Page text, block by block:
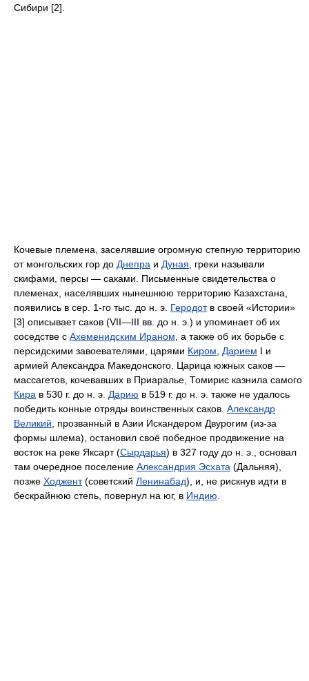
Сибири [2].
Кочевые племена, заселявшие огромную степную территорию
от монгольских гор до Днепра и Дуная , греки называли
скифами, персы — саками. Письменные свидетельства о
племенах, населявших нынешнюю территорию Казахстана,
появились в сер. 1-го тыс. до н. э. Геродотв своей «Истории»
[3] описывает саков (VII—III вв. до н. э.) и упоминает об их
соседстве с Ахеменидским Ираном , а также об их борьбе с
персидскими завоевателями, царями Киром Дарием I и
армией Александра Македонского. Царица южных саков —
массагетов, кочевавших в Приаралье, Томирис казнила самого
Кира в 530 г. до н. э. Дарию в 519 г. до н. э. также не удалось
победить конные отряды воинственных саков. Александр
Великий , прозванный в Азии Искандером Двурогим (из-за
формы шлема), остановил своё победное продвижение на
восток на реке Яксарт (Сырдарья) в 327 году до н. э., основал
там очередное поселение Александрия Эсхата (Дальняя),
позже Ходжент(советский Ленинабад), и, не рискнув идти в
бескрайнюю степь, повернул на юг, в Индию